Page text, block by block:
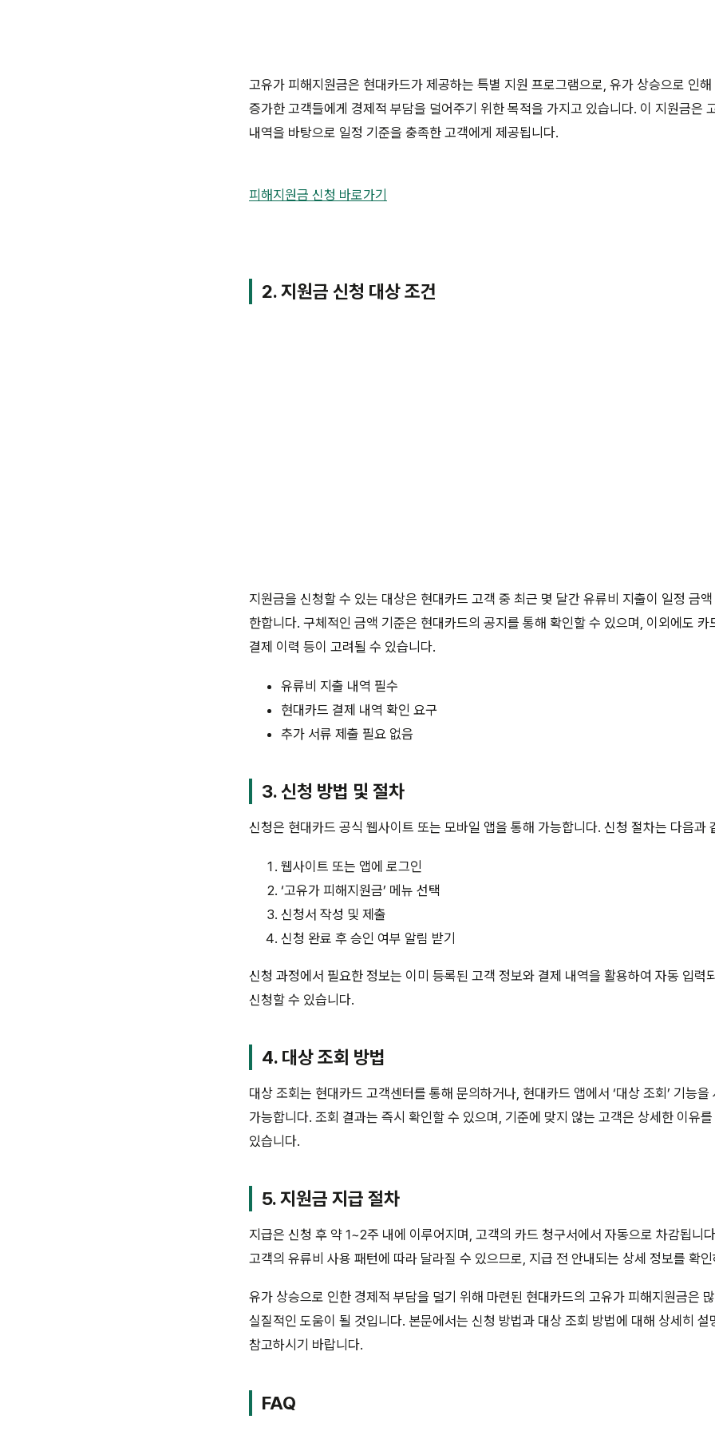
고유가 피해지원금은 현대카드가 제공하는 특별 지원 프로그램으로, 유가 상승으로 인해
증가한 고객들에게 경제적 부담을 덜어주기 위한 목적을 가지고 있습니다. 이 지원금은
내역을 바탕으로 일정 기준을 충족한 고객에게 제공됩니다.
피해지원금 신청 바로가기
2. 지원금 신청 대상 조건
지원금을 신청할 수 있는 대상은 현대카드 고객 중 최근 몇 달간 유류비 지출이 일정 금액
한합니다. 구체적인 금액 기준은 현대카드의 공지를 통해 확인할 수 있으며, 이외에도 카
결제 이력 등이 고려될 수 있습니다.
유류비 지출 내역 필수
현대카드 결제 내역 확인 요구
추가 서류 제출 필요 없음
3. 신청 방법 및 절차
신청은 현대카드 공식 웹사이트 또는 모바일 앱을 통해 가능합니다. 신청 절차는 다음과
웹사이트 또는 앱에 로그인
‘고유가 피해지원금’ 메뉴 선택
신청서 작성 및 제출
신청 완료 후 승인 여부 알림 받기
신청 과정에서 필요한 정보는 이미 등록된 고객 정보와 결제 내역을 활용하여 자동 입력
신청할 수 있습니다.
4. 대상 조회 방법
대상 조회는 현대카드 고객센터를 통해 문의하거나, 현대카드 앱에서 ‘대상 조회’ 기능을
가능합니다. 조회 결과는 즉시 확인할 수 있으며, 기준에 맞지 않는 고객은 상세한 이유
있습니다.
5. 지원금 지급 절차
지급은 신청 후 약 1~2주 내에 이루어지며, 고객의 카드 청구서에서 자동으로 차감됩니
고객의 유류비 사용 패턴에 따라 달라질 수 있으므로, 지급 전 안내되는 상세 정보를 확
유가 상승으로 인한 경제적 부담을 덜기 위해 마련된 현대카드의 고유가 피해지원금은
실질적인 도움이 될 것입니다. 본문에서는 신청 방법과 대상 조회 방법에 대해 상세히 설
참고하시기 바랍니다.
FAQ